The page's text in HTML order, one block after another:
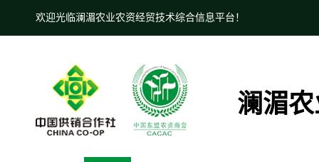
欢迎光临澜湄农业农资经贸技术综合信息平台！
澜湄